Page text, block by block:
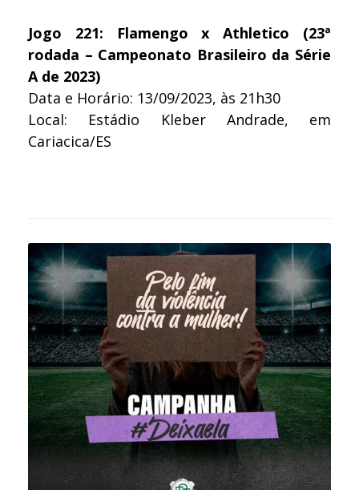
Jogo 221: Flamengo x Athletico (23ª
rodada – Campeonato Brasileiro da Série
A de 2023)
Data e Horário: 13/09/2023, às 21h30
Local: Estádio Kleber Andrade, em
Cariacica/ES